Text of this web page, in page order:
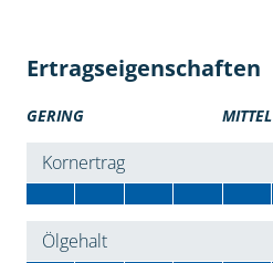
Ertragseigenschaften
GERING MITTEL
Kornertrag
Ölgehalt